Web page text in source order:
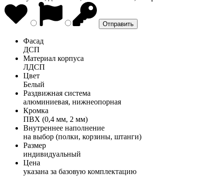
Фасад
ДСП
Материал корпуса
ЛДСП
Цвет
Белый
Раздвижная система
алюминиевая, нижнеопорная
Кромка
ПВХ (0,4 мм, 2 мм)
Внутреннее наполнение
на выбор (полки, корзины, штанги)
Размер
индивидуальный
Цена
указана за базовую комплектацию